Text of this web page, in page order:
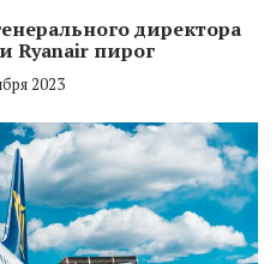
директора
Ryanair пирог
2023